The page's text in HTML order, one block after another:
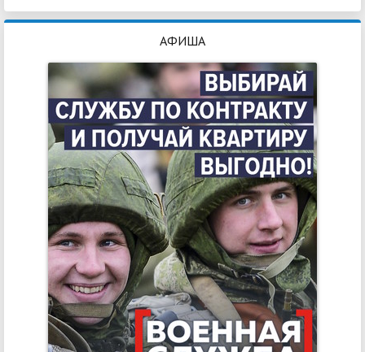
АФИША